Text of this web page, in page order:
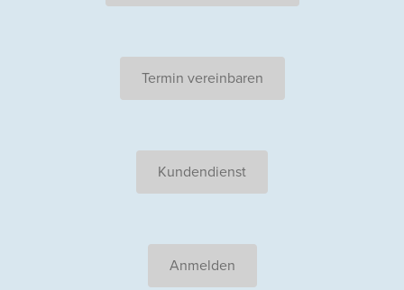
Termin vereinbaren
Kundendienst
Anmelden